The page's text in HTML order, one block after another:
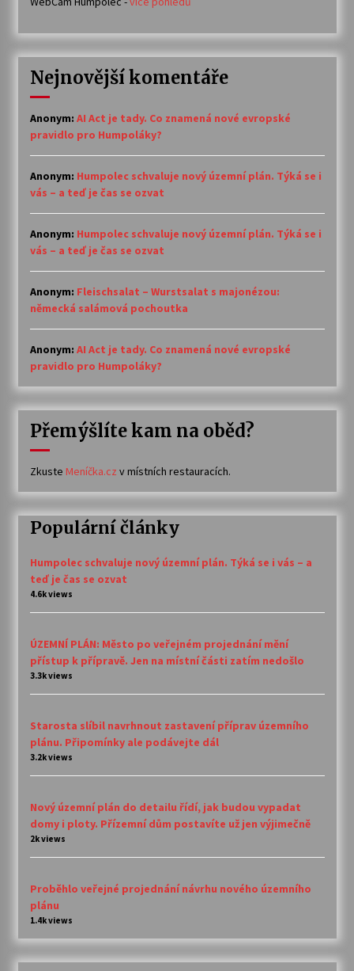
Nejnovější komentáře
Anonym: AI Act je tady. Co znamená nové evropské
pravidlo pro Humpoláky?
Anonym: Humpolec schvaluje nový územní plán. Týká se i
vás – a teď je čas se ozvat
Anonym: Humpolec schvaluje nový územní plán. Týká se i
vás – a teď je čas se ozvat
Anonym: Fleischsalat – Wurstsalat s majonézou:
německá salámová pochoutka
Anonym: AI Act je tady. Co znamená nové evropské
pravidlo pro Humpoláky?
Přemýšlíte kam na oběd?
Zkuste Meníčka.cz v místních restauracích.
Populární články
Humpolec schvaluje nový územní plán. Týká se i vás – a
teď je čas se ozvat
4.6k views
ÚZEMNÍ PLÁN: Město po veřejném projednání mění
přístup k přípravě. Jen na místní části zatím nedošlo
3.3k views
Starosta slíbil navrhnout zastavení příprav územního
plánu. Připomínky ale podávejte dál
3.2k views
Nový územní plán do detailu řídí, jak budou vypadat
domy i ploty. Přízemní dům postavíte už jen výjimečně
2k views
Proběhlo veřejné projednání návrhu nového územního
plánu
1.4k views